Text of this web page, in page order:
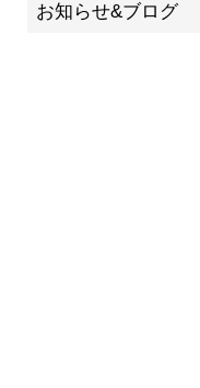
お知らせ&ブログ